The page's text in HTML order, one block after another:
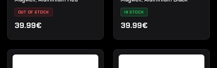
OUT OF STOCK
39.99€
IN STOCK
39.99€